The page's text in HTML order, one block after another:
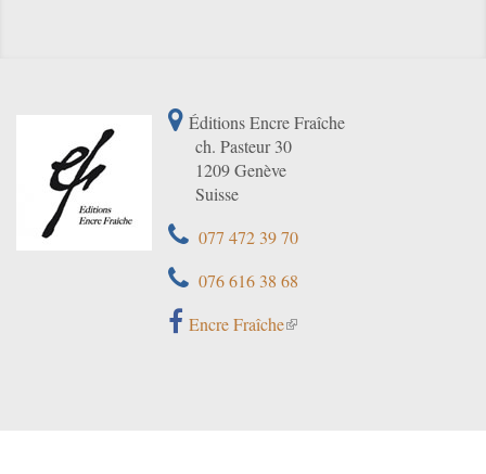
Éditions Encre Fraîche
ch. Pasteur 30
1209 Genève
Suisse
077 472 39 70
076 616 38 68
Encre Fraîche